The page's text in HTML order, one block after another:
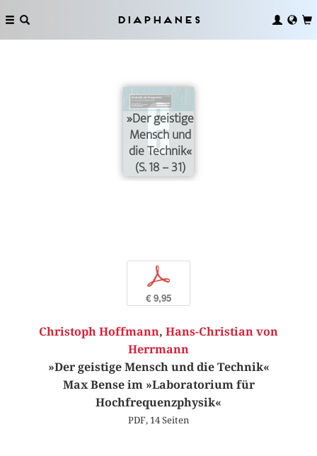
Diaphanes
»Der geistige
Mensch und
die Technik«
(S. 18 – 31)
p
€ 9,95
Christoph Hoffmann, Hans-Christian von
Herrmann
»Der geistige Mensch und die Technik«
Max Bense im »Laboratorium für
Hochfrequenzphysik«
PDF, 14 Seiten